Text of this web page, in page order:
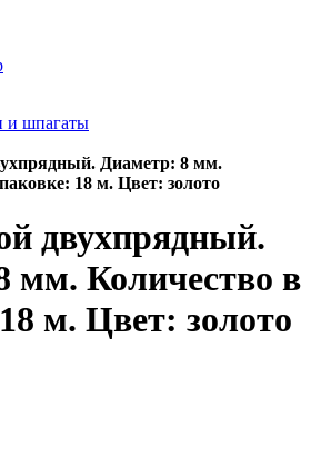
шпагаты
Диаметр: 8 мм.
18 м. Цвет: золото
двухпрядный.
мм. Количество в
м. Цвет: золото